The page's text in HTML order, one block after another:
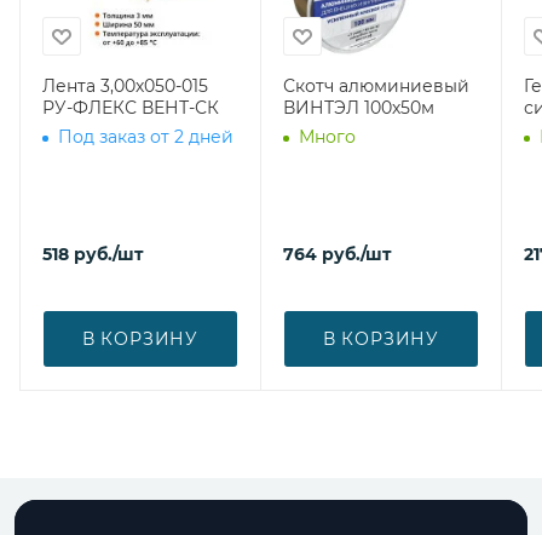
Лента 3,00х050-015
РУ-ФЛЕКС ВЕНТ-СК
Под заказ от 2 дней
518 руб./шт
В КОРЗИНУ
Скотч алюминиевый
ВИНТЭЛ 100х50м
Много
764 руб./шт
В КОРЗИНУ